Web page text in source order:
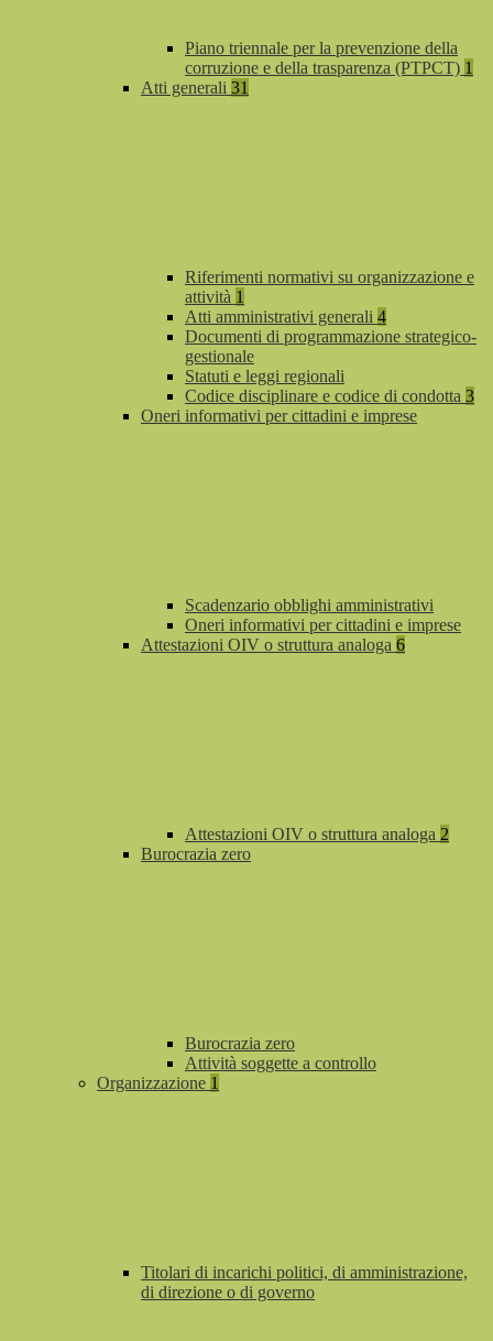
Piano triennale per la prevenzione della
corruzione e della trasparenza (PTPCT) 1
Atti generali 31
Riferimenti normativi su organizzazione e
attività 1
Atti amministrativi generali 4
Documenti di programmazione strategico-
gestionale
Statuti e leggi regionali
Codice disciplinare e codice di condotta 3
Oneri informativi per cittadini e imprese
Scadenzario obblighi amministrativi
Oneri informativi per cittadini e imprese
Attestazioni OIV o struttura analoga 6
Attestazioni OIV o struttura analoga 2
Burocrazia zero
Burocrazia zero
Attività soggette a controllo
Organizzazione 1
Titolari di incarichi politici, di amministrazione,
di direzione o di governo